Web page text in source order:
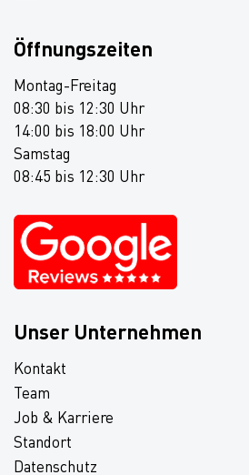
Öffnungszeiten
Montag-Freitag
08:30 bis 12:30 Uhr
14:00 bis 18:00 Uhr
Samstag
08:45 bis 12:30 Uhr
Unser Unternehmen
Kontakt
Team
Job & Karriere
Standort
Datenschutz